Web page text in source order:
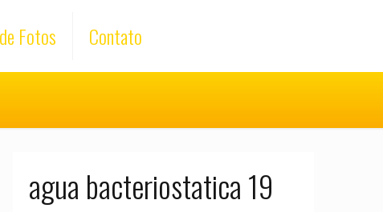
Fotos Contato
agua bacteriostatica 19